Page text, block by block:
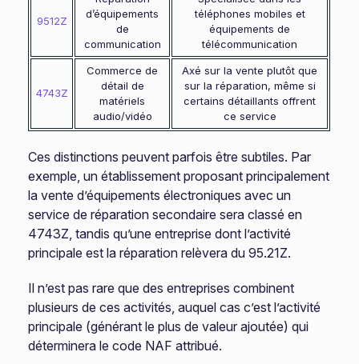
9512Z
d’équipements
de
communication
téléphones mobiles et
équipements de
télécommunication
4743Z
Commerce de
détail de
matériels
audio/vidéo
Axé sur la vente plutôt que
sur la réparation, même si
certains détaillants offrent
ce service
Ces distinctions peuvent parfois être subtiles. Par
exemple, un établissement proposant principalement
la vente d’équipements électroniques avec un
service de réparation secondaire sera classé en
4743Z, tandis qu’une entreprise dont l’activité
principale est la réparation relèvera du 95.21Z.
Il n’est pas rare que des entreprises combinent
plusieurs de ces activités, auquel cas c’est l’activité
principale (générant le plus de valeur ajoutée) qui
déterminera le code NAF attribué.